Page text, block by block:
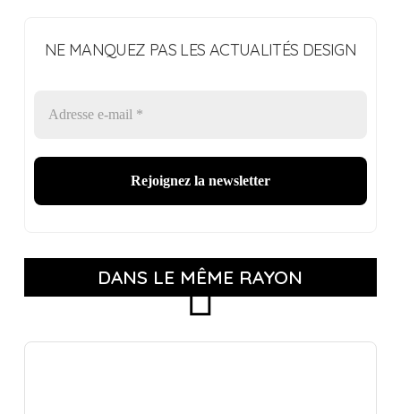
NE MANQUEZ PAS LES ACTUALITÉS DESIGN
DANS LE MÊME RAYON